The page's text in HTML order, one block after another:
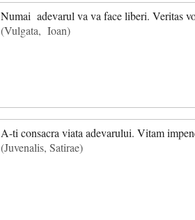
Numai adevarul va va face liberi. Veritas
(Vulgata, Ioan)
A-ti consacra viata adevarului. Vitam
(Juvenalis, Satirae)